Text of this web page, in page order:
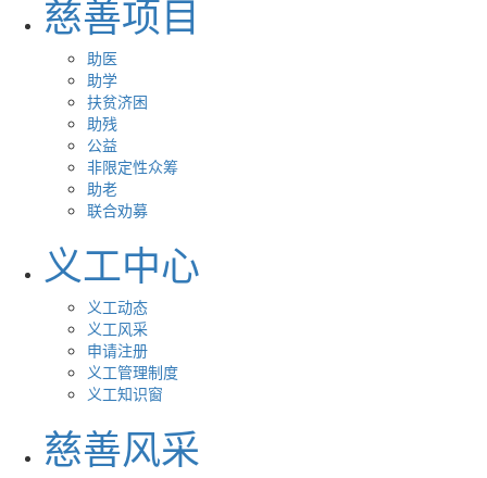
慈善项目
助医
助学
扶贫济困
助残
公益
非限定性众筹
助老
联合劝募
义工中心
义工动态
义工风采
申请注册
义工管理制度
义工知识窗
慈善风采